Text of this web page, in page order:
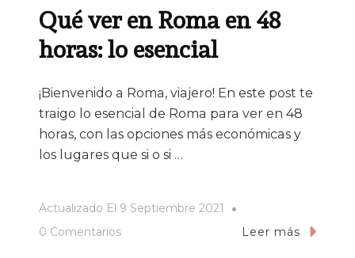
Qué ver en Roma en 48
horas: lo esencial
¡Bienvenido a Roma, viajero! En este post te
traigo lo esencial de Roma para ver en 48
horas, con las opciones más económicas y
los lugares que si o si …
Actualizado El 9 Septiembre 2021
0 ComentariosEn
Leer más